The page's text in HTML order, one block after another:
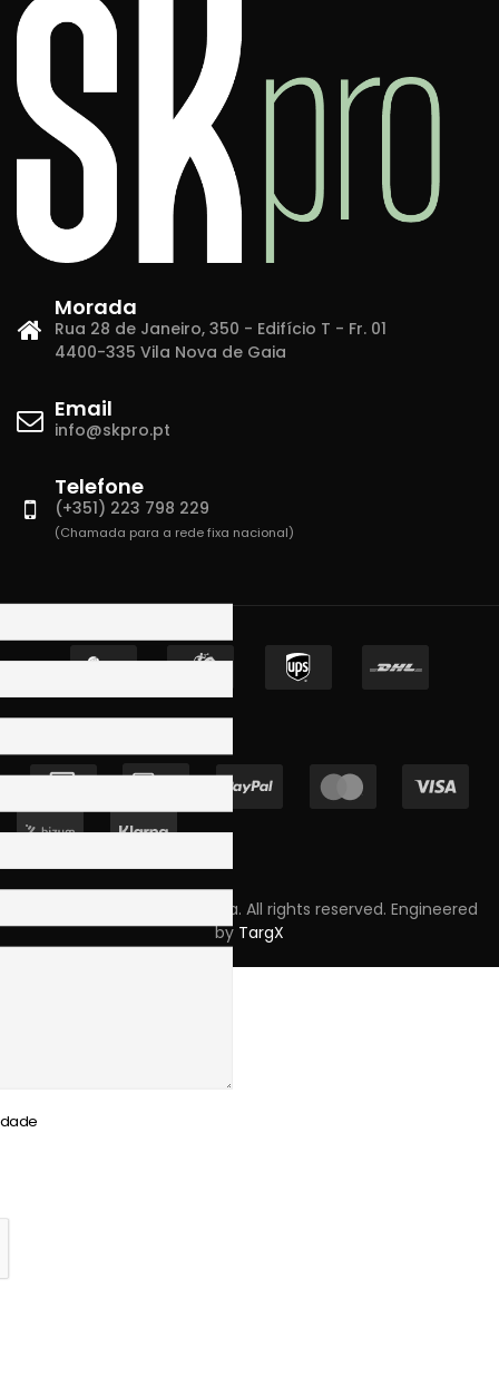
Morada
Rua 28 de Janeiro, 350 - Edifício T - Fr. 01
4400-335 Vila Nova de Gaia
Email
info@skpro.pt
Telefone
(+351) 223 798 229
(Chamada para a rede fixa nacional)
Copyright © 2023 Skpro, Lda. All rights reserved. Engineered
by TargX